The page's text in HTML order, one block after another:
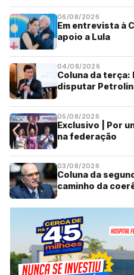
06/08/2026
Em entrevista à
apoio a Lula
04/08/2026
Coluna da terça:
disputar
05/08/2026
Exclusivo | Por
na federação
03/08/2026
Coluna da
caminho da